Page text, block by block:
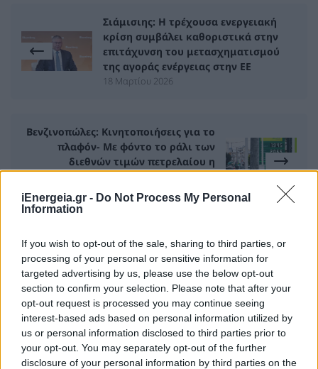
iEnergeia.gr - Do Not Process My Personal
Information
If you wish to opt-out of the sale, sharing to third parties, or
processing of your personal or sensitive information for
targeted advertising by us, please use the below opt-out
section to confirm your selection. Please note that after your
opt-out request is processed you may continue seeing
interest-based ads based on personal information utilized by
us or personal information disclosed to third parties prior to
your opt-out. You may separately opt-out of the further
disclosure of your personal information by third parties on the
Σιάμισιης: Η τρέχουσα ενεργειακή
κρίση συμβάλει καθοριστικά στην
επιτάχυνση του μετασχηματισμού
της αγοράς ενέργειας στην ΕΕ
18 Μαρτίου 2026
Βενζινοπώλες: Κινητοποιήσεις για το
πλαφόν- Με φόντο το ράλι των
διεθνών τιμών πετρελαίου η
συνάντηση με Θεοδωρικάκο
19 Μαρτίου 2026
ΣΧΕΤΙΚΑ ΑΡΘΡΑ